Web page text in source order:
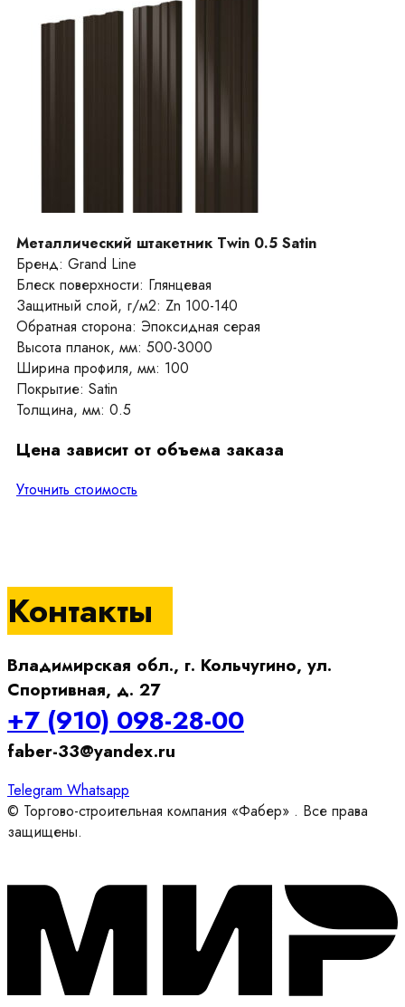
Металлический штакетник Twin 0.5 Satin
Бренд: Grand Line
Блеск поверхности: Глянцевая
Защитный слой, г/м2: Zn 100-140
Обратная сторона: Эпоксидная серая
Высота планок, мм: 500-3000
Ширина профиля, мм: 100
Покрытие: Satin
Толщина, мм: 0.5
Цена зависит от объема заказа
Уточнить стоимость
Контакты
Владимирская обл., г. Кольчугино, ул.
Спортивная, д. 27
+7 (910) 098-28-00
faber-33@yandex.ru
Telegram Whatsapp
© Торгово-строительная компания «Фабер» . Все права
защищены.